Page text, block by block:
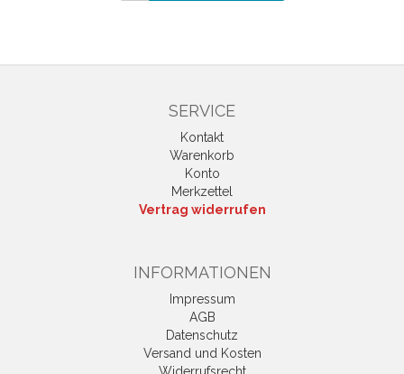
SERVICE
Kontakt
Warenkorb
Konto
Merkzettel
Vertrag widerrufen
INFORMATIONEN
Impressum
AGB
Datenschutz
Versand und Kosten